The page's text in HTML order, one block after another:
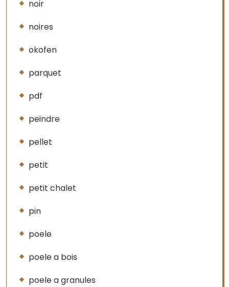
noir
noires
okofen
parquet
pdf
peindre
pellet
petit
petit chalet
pin
poele
poele a bois
poele a granules